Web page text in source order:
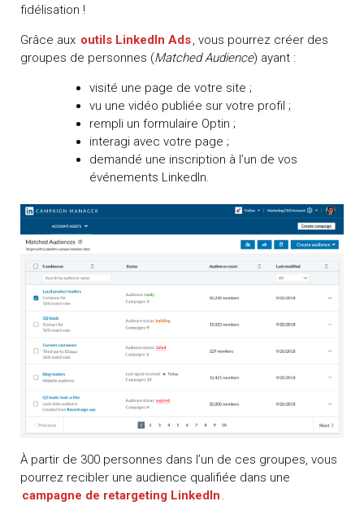
fidélisation !
Grâce aux outils LinkedIn Ads , vous pourrez créer des
groupes de personnes (Matched Audience) ayant :
visité une page de votre site ;
vu une vidéo publiée sur votre profil ;
rempli un formulaire Optin ;
interagi avec votre page ;
demandé une inscription à l’un de vos
événements LinkedIn.
À partir de 300 personnes dans l’un de ces groupes, vous
pourrez recibler une audience qualifiée dans une
campagne de retargeting LinkedIn .